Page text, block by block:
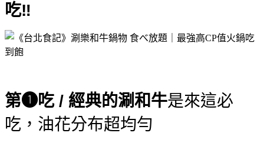
吃‼️
第❶吃 / 經典的涮和牛是來這必
吃，油花分布超均勻